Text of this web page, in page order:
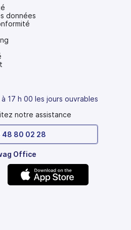
données
17 h 00 les jours ouvrables
notre assistance
48 80 02 28
Office